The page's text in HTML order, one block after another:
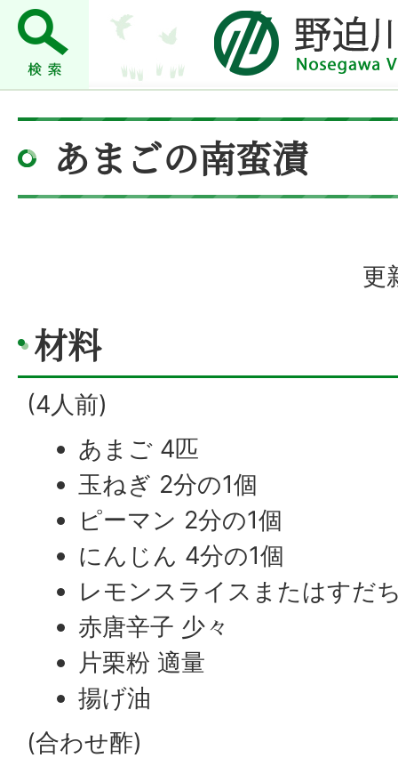
あまごの南蛮漬
更
材料
(4人前)
あまご 4匹
玉ねぎ 2分の1個
ピーマン 2分の1個
にんじん 4分の1個
レモンスライスまたはすだ
赤唐辛子 少々
片栗粉 適量
揚げ油
(合わせ酢)